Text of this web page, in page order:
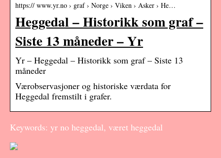
https:// www.yr.no › graf › Norge › Viken › Asker › He…
Heggedal – Historikk som graf –
Siste 13 måneder – Yr
Yr – Heggedal – Historikk som graf – Siste 13
måneder
Værobservasjoner og historiske værdata for
Heggedal fremstilt i grafer.
Keywords: yr no heggedal, været heggedal